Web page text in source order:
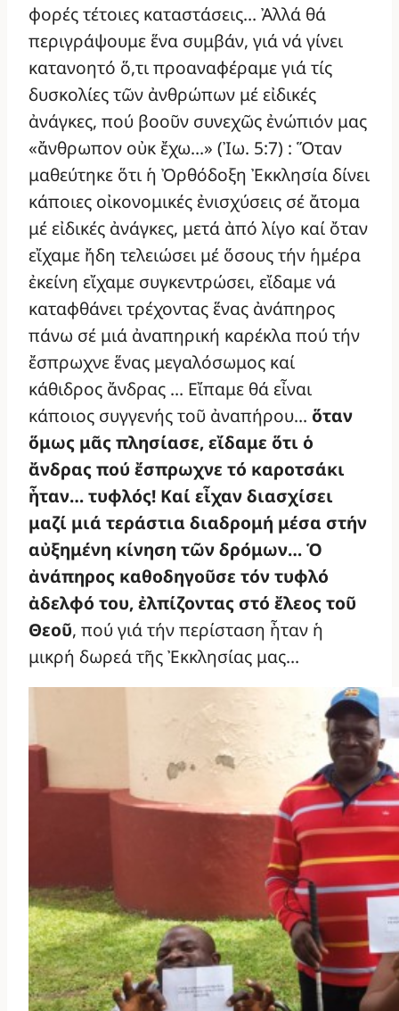
φορές τέτοιες καταστάσεις… Ἀλλά θά
περιγράψουμε ἕνα συμβάν, γιά νά γίνει
κατανοητό ὅ,τι προαναφέραμε γιά τίς
δυσκολίες τῶν ἀνθρώπων μέ εἰδικές
ἀνάγκες, πού βοοῦν συνεχῶς ἐνώπιόν μας
«ἄνθρωπον οὐκ ἔχω…» (Ἰω. 5:7) : Ὅταν
μαθεύτηκε ὅτι ἡ Ὀρθόδοξη Ἐκκλησία δίνει
κάποιες οἰκονομικές ἐνισχύσεις σέ ἄτομα
μέ εἰδικές ἀνάγκες, μετά ἀπό λίγο καί ὄταν
εἴχαμε ἤδη τελειώσει μέ ὅσους τήν ἡμέρα
ἐκείνη εἴχαμε συγκεντρώσει, εἴδαμε νά
καταφθάνει τρέχοντας ἕνας ἀνάπηρος
πάνω σέ μιά ἀναπηρική καρέκλα πού τήν
ἔσπρωχνε ἕνας μεγαλόσωμος καί
κάθιδρος ἄνδρας … Εἴπαμε θά εἶναι
κάποιος συγγενής τοῦ ἀναπήρου… ὅταν
ὅμως μᾶς πλησίασε, εἴδαμε ὅτι ὁ
ἄνδρας πού ἔσπρωχνε τό καροτσάκι
ἦταν… τυφλός! Καί εἶχαν διασχίσει
μαζί μιά τεράστια διαδρομή μέσα στήν
αὐξημένη κίνηση τῶν δρόμων… Ὁ
ἀνάπηρος καθοδηγοῦσε τόν τυφλό
ἀδελφό του, ἐλπίζοντας στό ἔλεος τοῦ
Θεοῦ, πού γιά τήν περίσταση ἦταν ἡ
μικρή δωρεά τῆς Ἐκκλησίας μας…